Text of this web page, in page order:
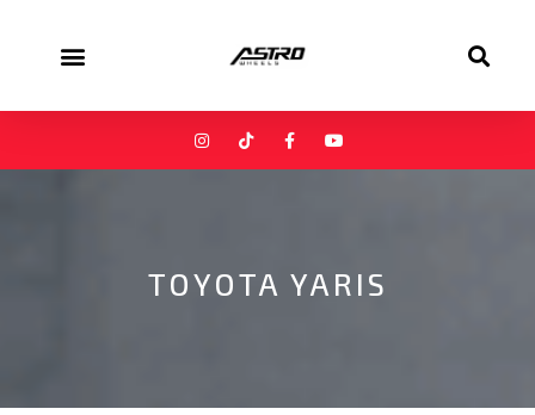
TOYOTA YARIS